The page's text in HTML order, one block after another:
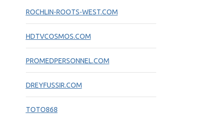
ROCHLIN-ROOTS-WEST.COM
HDTVCOSMOS.COM
PROMEDPERSONNEL.COM
DREYFUSSIR.COM
TOTO868